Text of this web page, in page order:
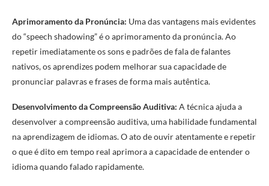
Aprimoramento da Pronúncia: Uma das vantagens mais evidentes
do “speech shadowing” é o aprimoramento da pronúncia. Ao
repetir imediatamente os sons e padrões de fala de falantes
nativos, os aprendizes podem melhorar sua capacidade de
pronunciar palavras e frases de forma mais autêntica.
Desenvolvimento da Compreensão Auditiva: A técnica ajuda a
desenvolver a compreensão auditiva, uma habilidade fundamental
na aprendizagem de idiomas. O ato de ouvir atentamente e repetir
o que é dito em tempo real aprimora a capacidade de entender o
idioma quando falado rapidamente.